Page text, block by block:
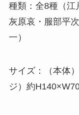
種類：全8種（江
灰原哀・服部平
一）
サイズ：（本体
ジ）約